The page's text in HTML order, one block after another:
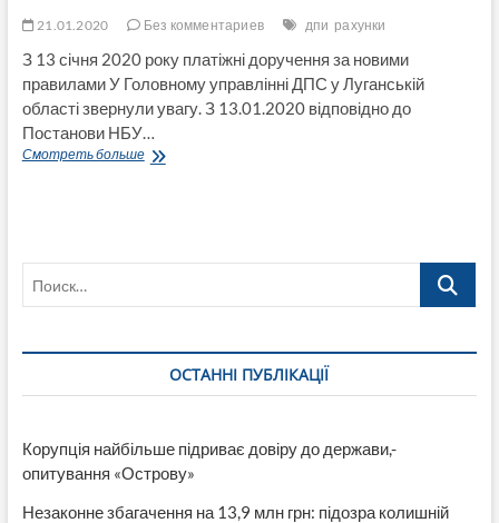
21.01.2020 Без комментариев дпи рахунки
З 13 січня 2020 року платіжні доручення за новими
правилами У Головному управлінні ДПС у Луганській
області звернули увагу. З 13.01.2020 відповідно до
Постанови НБУ…
Смотреть большеЗ
Поиск…
ОСТАННІ ПУБЛІКАЦІЇ
Корупція найбільше підриває довіру до держави,-
опитування «Острову»
Незаконне збагачення на 13,9 млн грн: підозра колишній